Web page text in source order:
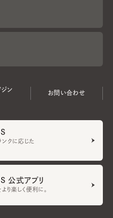
ン
お問い合わせ
ンクに応じた
公式アプリ
り楽しく便利に。